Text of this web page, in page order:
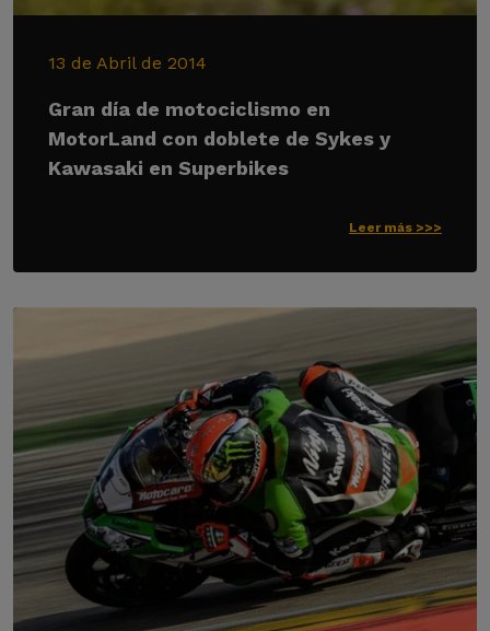
13 de Abril de 2014
Gran día de motociclismo en
MotorLand con doblete de Sykes y
Kawasaki en Superbikes
Leer más >>>